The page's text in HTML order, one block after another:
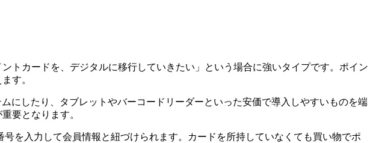
トカードを、デジタルに移行していきたい」という場合に強いタイプです。ポイン
す。
にしたり、タブレットやバーコードリーダーといった安価で導入しやすいものを端
要となります。
を入力して会員情報と紐づけられます。カードを所持していなくても買い物でポ